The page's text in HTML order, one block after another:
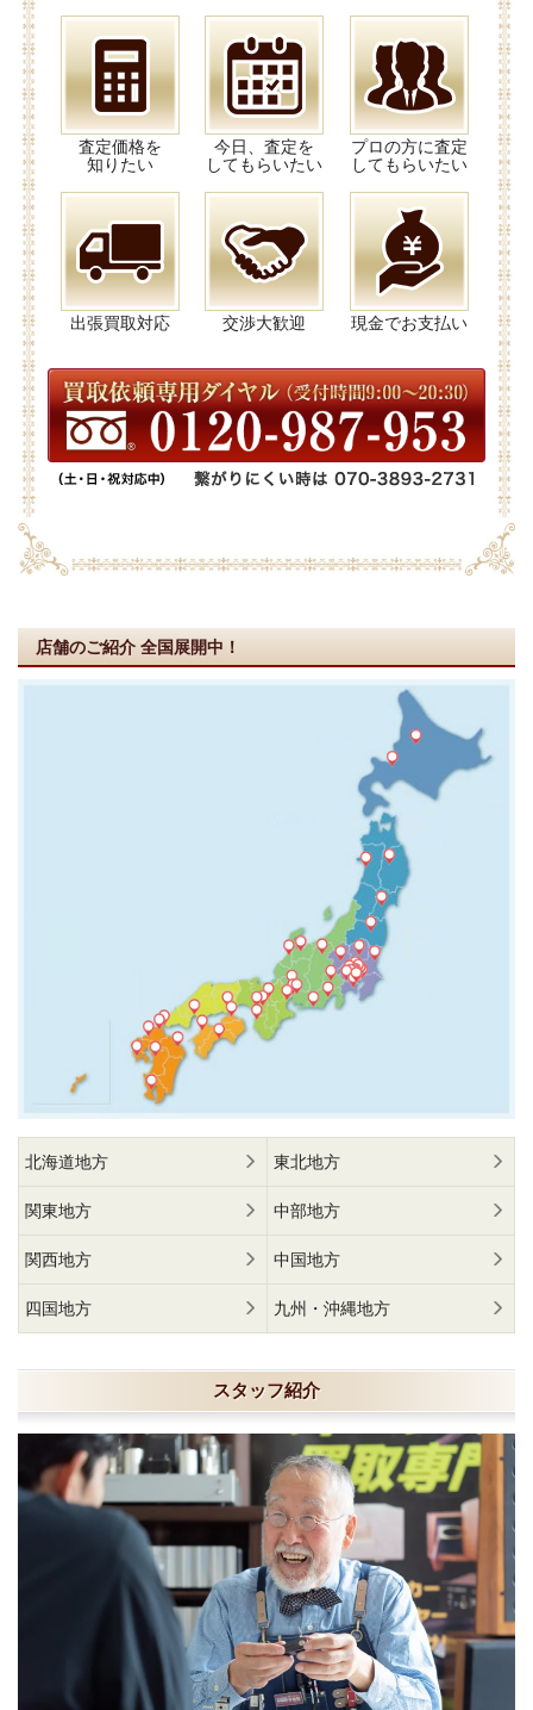
査定価格を
知りたい
今日、査定を
してもらいたい
プロの方に査定
してもらいたい
出張買取対応 交渉大歓迎 現金でお支払い
店舗のご紹介 全国展開中！
北海道地方 東北地方
関東地方 中部地方
関西地方 中国地方
四国地方 九州・沖縄地方
スタッフ紹介